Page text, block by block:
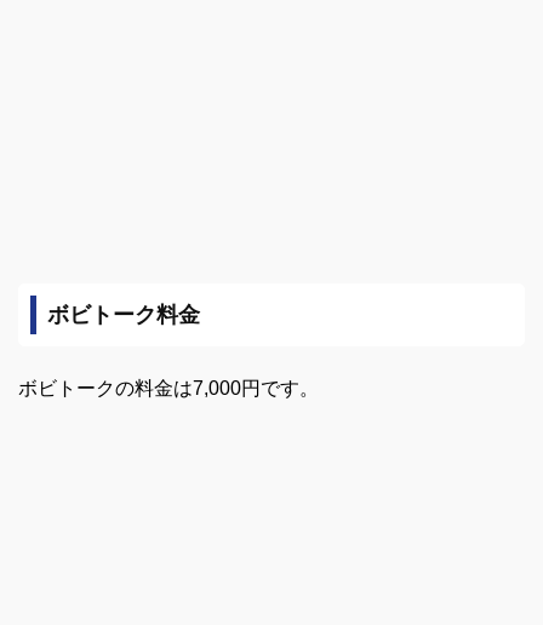
ボビトーク料金
ボビトークの料金は7,000円です。